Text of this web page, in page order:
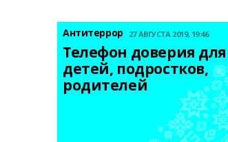
Антитеррор 27 АВГУСТА 2019, 19:46
Телефон доверия для
детей, подростков,
родителей